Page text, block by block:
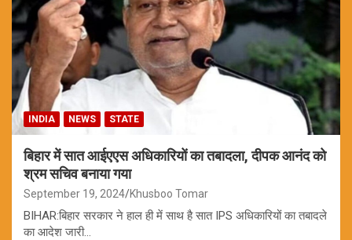
INDIA NEWS STATE
बिहार में सात आईएएस अधिकारियों का तबादला, दीपक आनंद को
श्रम सचिव बनाया गया
September 19, 2024 Khusboo Tomar
BIHAR:बिहार सरकार ने हाल ही में साथ है सात IPS अधिकारियों का तबादले
का आदेश जारी…